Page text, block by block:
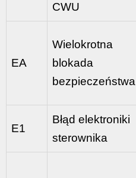
CWU
EA
Wielokrotna
blokada
bezpieczeństwa
E1
Błąd elektroniki
sterownika